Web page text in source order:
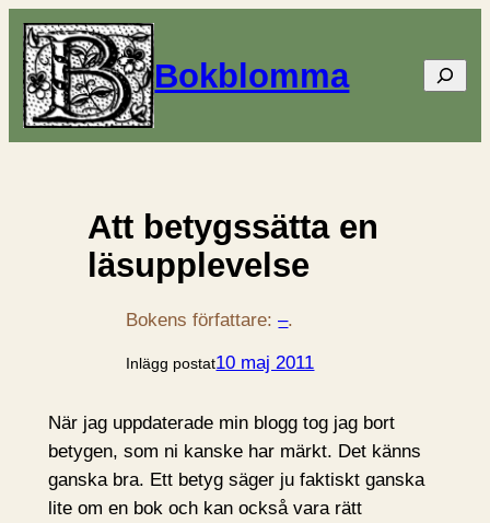
Bokblomma Sök
Att betygssätta en
läsupplevelse
Bokens författare:–.
Inlägg postat10 maj 2011
När jag uppdaterade min blogg tog jag bort
betygen, som ni kanske har märkt. Det känns
ganska bra. Ett betyg säger ju faktiskt ganska
lite om en bok och kan också vara rätt